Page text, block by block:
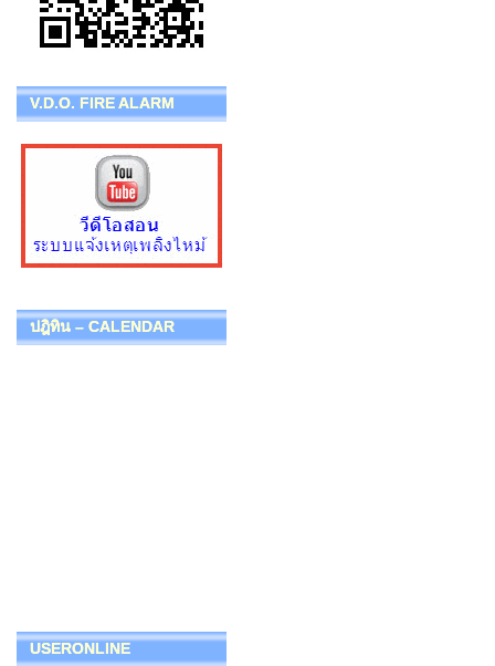
V.D.O. FIRE ALARM
ปฎิทิน – CALENDAR
USERONLINE